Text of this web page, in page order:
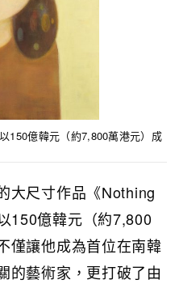
150億韓元（約7,800萬港元）成
大尺寸作品《Nothing
150億韓元（約7,800
僅讓他成為首位在南韓
的藝術家，更打破了由